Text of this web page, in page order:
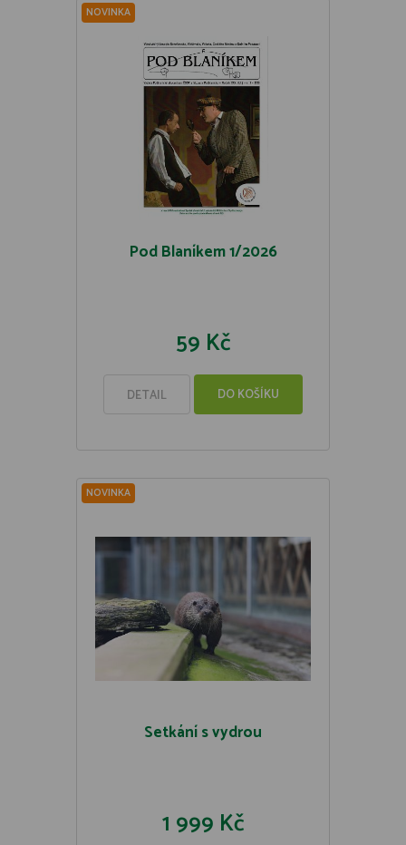
NOVINKA
Pod Blaníkem 1/2026
59 Kč
DETAIL DO KOŠÍKU
NOVINKA
Setkání s vydrou
1 999 Kč